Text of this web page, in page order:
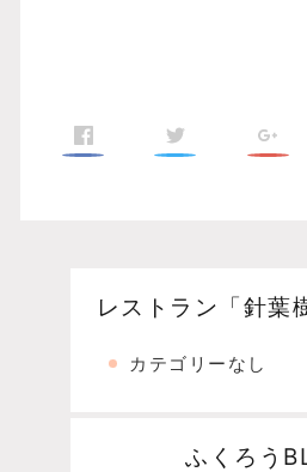
レストラン「針葉
カテゴリーなし
ふくろう